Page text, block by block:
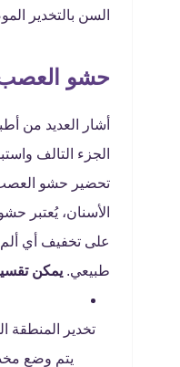
السن بالتخدير
حشو
أشار العديد من
الجزء التالف
تحضير حشو العصب
الأسنان، يُعتبر
على تخفيف أي
طبيعي. يمكن
تخدير المنطقة
يتم وضع